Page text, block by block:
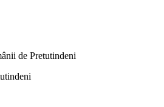
de Pretutindeni